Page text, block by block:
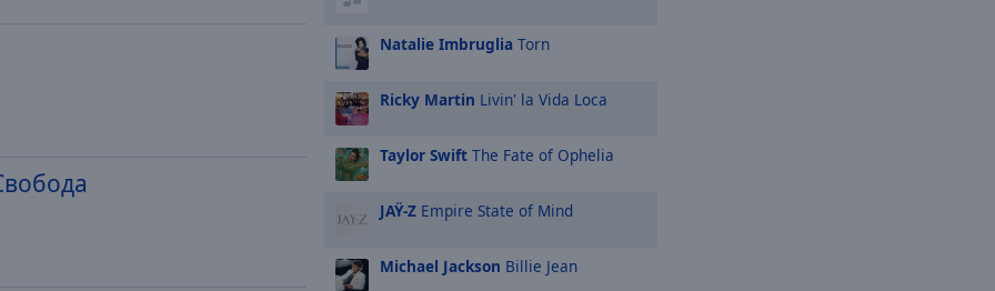
Natalie Imbruglia Torn
Ricky Martin Livin' la Vida Loca
Taylor Swift The Fate of Ophelia
JAŸ-Z Empire State of Mind
Michael Jackson Billie Jean